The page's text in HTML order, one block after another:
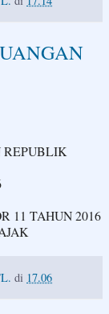
REPUBLIK
11 TAHUN 2016
di 17.06